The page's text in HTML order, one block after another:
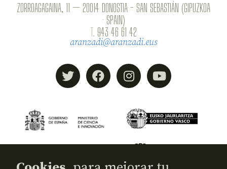
ZORROAGAGAINA, 11 — 20014 DONOSTIA - SAN SEBASTIÁN (GIPUZKOA
· SPAIN)
T. 943 46 61 42
aranzadi@aranzadi.eus